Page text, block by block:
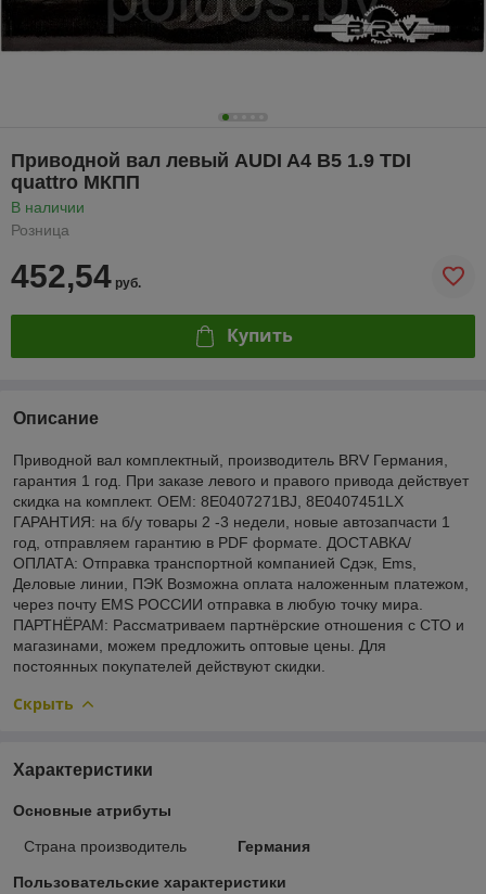
Приводной вал левый AUDI A4 B5 1.9 TDI
quattro МКПП
В наличии
Розница
452,54 руб.
Купить
Описание
Приводной вал комплектный, производитель BRV Германия,
гарантия 1 год. При заказе левого и правого привода действует
скидка на комплект. OEM: 8E0407271BJ, 8E0407451LX
ГАРАНТИЯ: на б/у товары 2 -3 недели, новые автозапчасти 1
год, отправляем гарантию в PDF формате. ДОСТАВКА/
ОПЛАТА: Отправка транспортной компанией Сдэк, Ems,
Деловые линии, ПЭК Возможна оплата наложенным платежом,
через почту EMS РОССИИ отправка в любую точку мира.
ПАРТНЁРАМ: Рассматриваем партнёрские отношения с СТО и
магазинами, можем предложить оптовые цены. Для
постоянных покупателей действуют скидки.
Скрыть
Характеристики
Основные атрибуты
Страна производитель Германия
Пользовательские характеристики